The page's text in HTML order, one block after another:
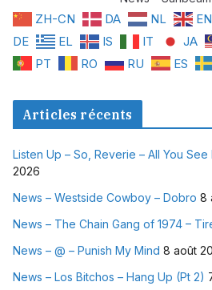
ZH-CN DA NL EN
DE
EL IS IT JA
PT
RO RU ES
Articles récents
Listen Up – So, Reverie – All You See
2026
News – Westside Cowboy – Dobro 8
News – The Chain Gang of 1974 –
News – @ – Punish My Mind 8 août
News – Los Bitchos – Hang Up (Pt 2)